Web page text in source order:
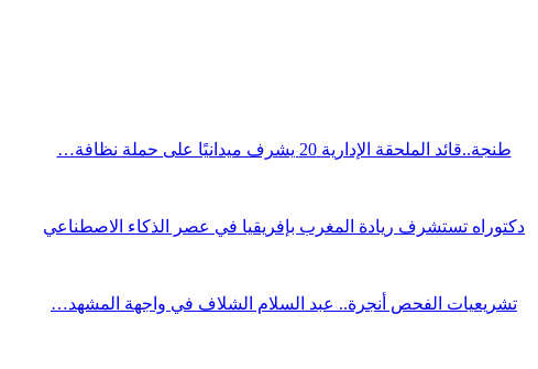
طنجة..قائد الملحقة الإدارية 20 يشرف ميدانيًا على حملة نظافة…
دكتوراه تستشرف ريادة المغرب بإفريقيا في عصر الذكاء الاصطناعي
تشريعيات الفحص أنجرة.. عبد السلام الشلاف في واجهة المشهد…